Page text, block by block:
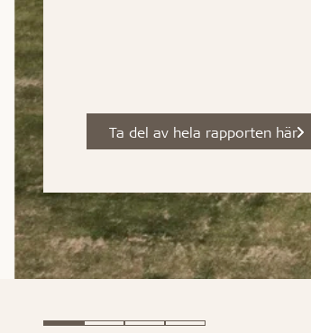
Ta del av hela rapporten här